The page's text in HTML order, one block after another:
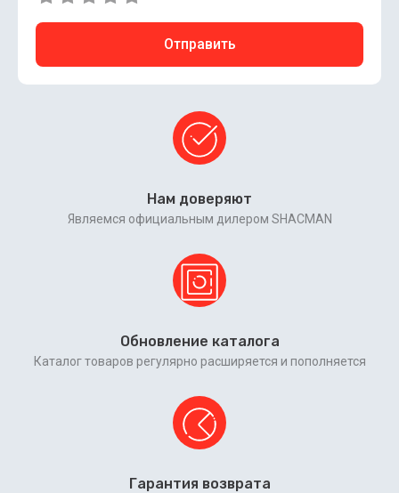
Отправить
Нам доверяют
Являемся официальным дилером SHACMAN
Обновление каталога
Каталог товаров регулярно расширяется и пополняется
Гарантия возврата